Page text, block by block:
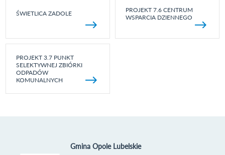
ŚWIETLICA ZADOLE
PROJEKT 7.6 CENTRUM
WSPARCIA DZIENNEGO
PROJEKT 3.7 PUNKT
SELEKTYWNEJ ZBIÓRKI
ODPADÓW
KOMUNALNYCH
Gmina Opole Lubelskie